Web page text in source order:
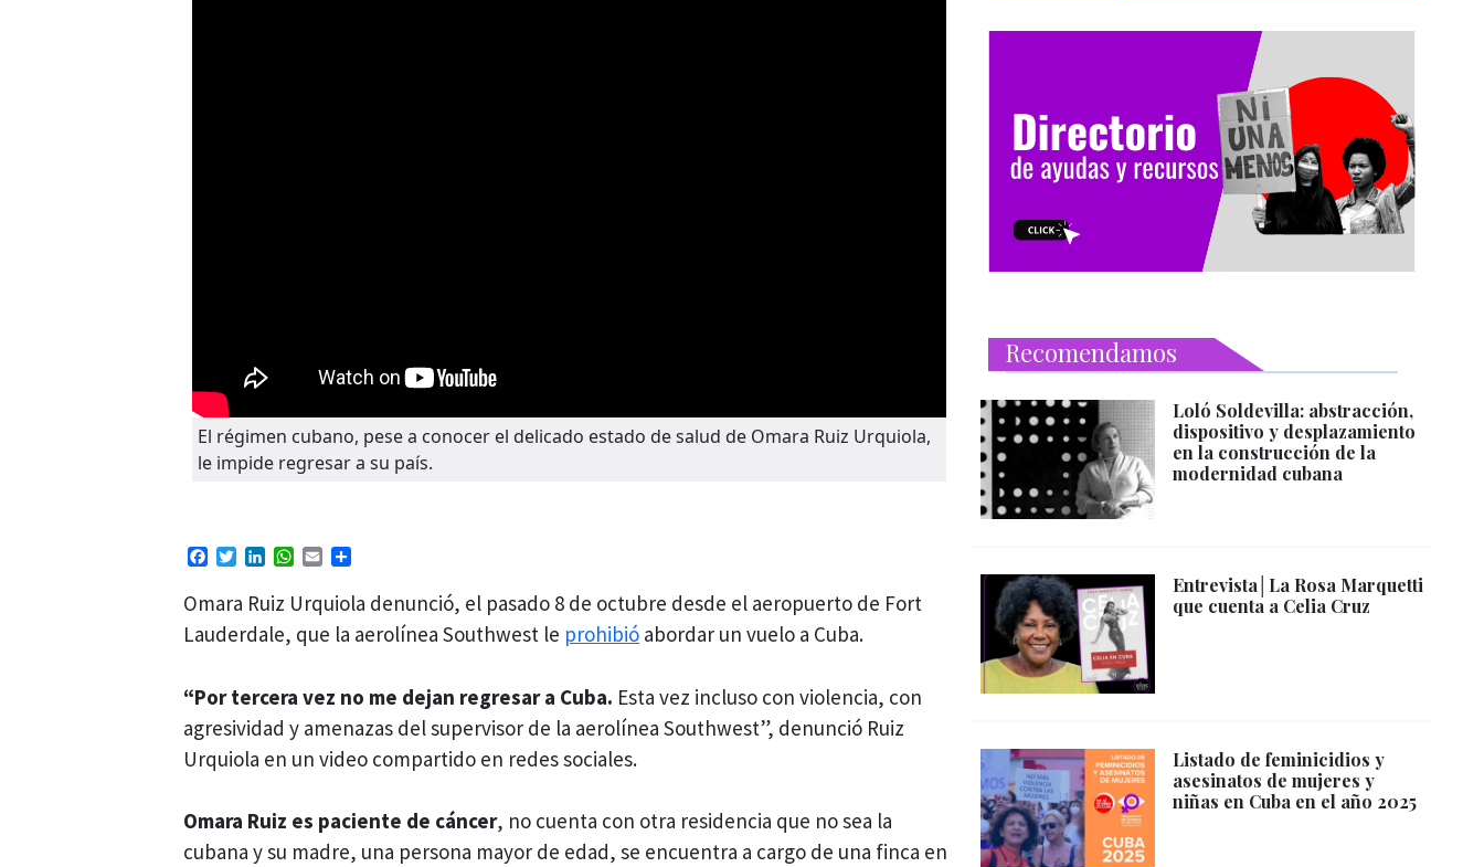
El régimen cubano, pese a conocer el delicado estado de salud de Omara Ruiz Urquiola,
le impide regresar a su país.
Facebook
TwitterLinkedIn
WhatsApp
Email
Omara Ruiz Urquiola denunció, el pasado 8 de octubre desde el aeropuerto de Fort
Lauderdale, que la aerolínea Southwest le prohibió abordar un vuelo a Cuba.
“Por tercera vez no me dejan regresar a Cuba. Esta vez incluso con violencia, con
agresividad y amenazas del supervisor de la aerolínea Southwest”, denunció Ruiz
Urquiola en un video compartido en redes sociales.
Omara Ruiz es paciente de cáncer, no cuenta con otra residencia que no sea la
cubana y su madre, una persona mayor de edad, se encuentra a cargo de una finca en
Recomendamos
Loló Soldevilla: abstracción,
dispositivo y desplazamiento
en la construcción de la
modernidad cubana
Entrevista│La Rosa Marquetti
que cuenta a Celia Cruz
Listado de feminicidios y
asesinatos de mujeres y
niñas en Cuba en el año 2025